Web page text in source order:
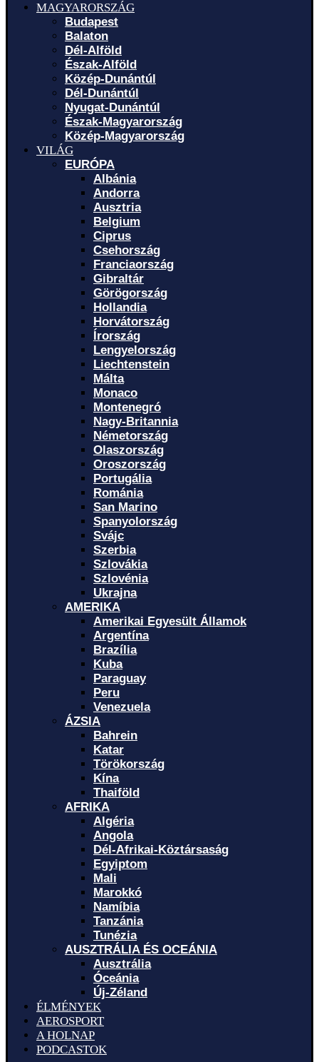
MAGYARORSZÁG
Budapest
Balaton
Dél-Alföld
Észak-Alföld
Közép-Dunántúl
Dél-Dunántúl
Nyugat-Dunántúl
Észak-Magyarország
Közép-Magyarország
VILÁG
EURÓPA
Albánia
Andorra
Ausztria
Belgium
Ciprus
Csehország
Franciaország
Gibraltár
Görögország
Hollandia
Horvátország
Írország
Lengyelország
Liechtenstein
Málta
Monaco
Montenegró
Nagy-Britannia
Németország
Olaszország
Oroszország
Portugália
Románia
San Marino
Spanyolország
Svájc
Szerbia
Szlovákia
Szlovénia
Ukrajna
AMERIKA
Amerikai Egyesült Államok
Argentína
Brazília
Kuba
Paraguay
Peru
Venezuela
ÁZSIA
Bahrein
Katar
Törökország
Kína
Thaiföld
AFRIKA
Algéria
Angola
Dél-Afrikai-Köztársaság
Egyiptom
Mali
Marokkó
Namíbia
Tanzánia
Tunézia
AUSZTRÁLIA ÉS OCEÁNIA
Ausztrália
Óceánia
Új-Zéland
ÉLMÉNYEK
AEROSPORT
A HOLNAP
PODCASTOK